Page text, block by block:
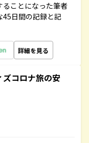
ることになった筆者
45日間の記録と記
詳細を見る
コロナ旅の安